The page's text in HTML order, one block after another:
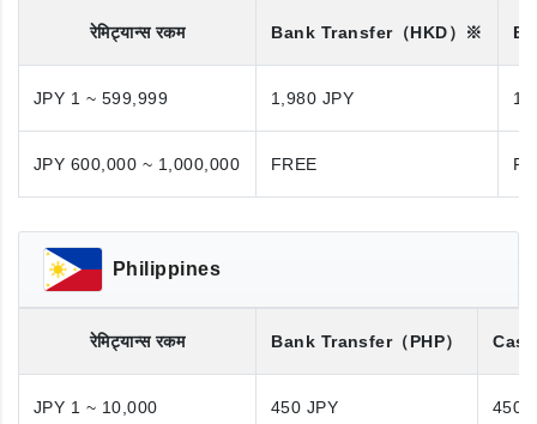
रेमिट्यान्स रकम Bank Transfer（HKD）※
JPY 1 ~ 599,999 1,980 JPY
JPY 600,000 ~ 1,000,000 FREE
Philippines
रेमिट्यान्स रकम Bank Transfer（PHP）
JPY 1 ~ 10,000 450 JPY 450